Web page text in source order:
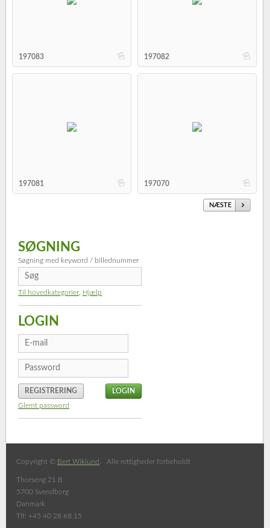
b
197083 b
197082
b
197081 b
197070
NÆSTE
SØGNING
Søgning med keyword / billednummer
Til hovedkategorier Hjælp
LOGIN
REGISTRERING
Glemt password
Copyright © Bert Wiklund . Alle rettigheder forbeholdt
Thorseng 21 B
5700 Svendborg
Danmark
Tlf: +45 40 28 68 15